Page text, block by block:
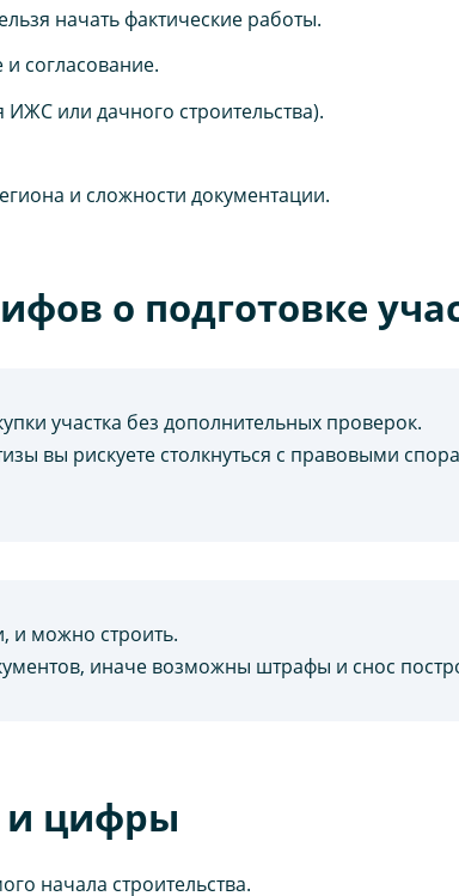
начать фактические работы.
согласование.
или дачного строительства).
и сложности документации.
о подготовке
участка без дополнительных проверок.
вы рискуете столкнуться с правовыми
и можно строить.
иначе возможны штрафы и снос
и цифры
начала строительства.